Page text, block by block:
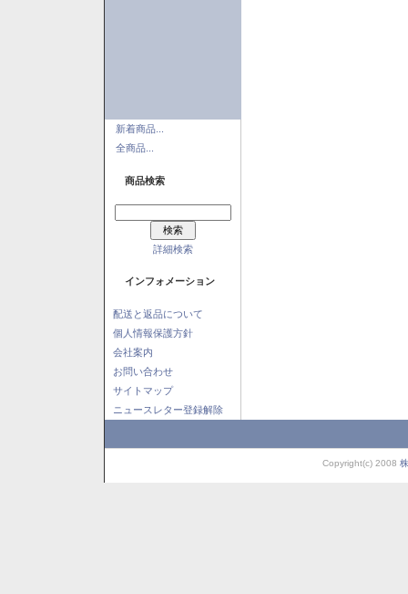
新着商品...
全商品...
商品検索
詳細検索
インフォメーション
配送と返品について
個人情報保護方針
会社案内
お問い合わせ
サイトマップ
ニュースレター登録解除
Copyright(c) 2008